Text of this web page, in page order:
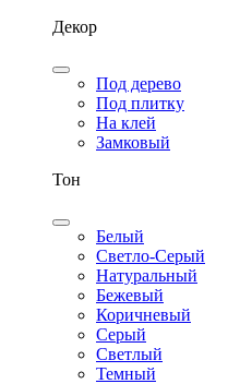
Декор
Под дерево
Под плитку
На клей
Замковый
Тон
Белый
Светло-Серый
Натуральный
Бежевый
Коричневый
Серый
Светлый
Темный